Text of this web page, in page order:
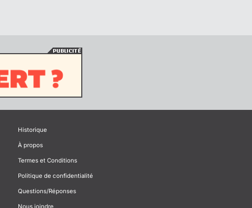
Historique
À propos
Termes et Conditions
Politique de confidentialité
Questions/Réponses